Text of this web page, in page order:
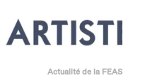
Actualité de la FEAS